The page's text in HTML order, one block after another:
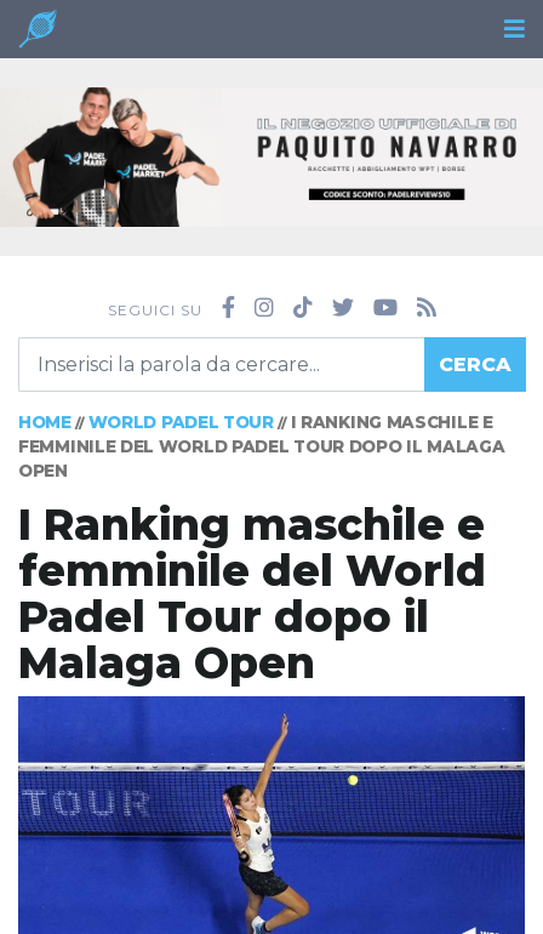
SEGUICI SU
CERCA
HOME// WORLD PADEL TOUR// I RANKING MASCHILE E
FEMMINILE DEL WORLD PADEL TOUR DOPO IL MALAGA
OPEN
I Ranking maschile e
femminile del World
Padel Tour dopo il
Malaga Open